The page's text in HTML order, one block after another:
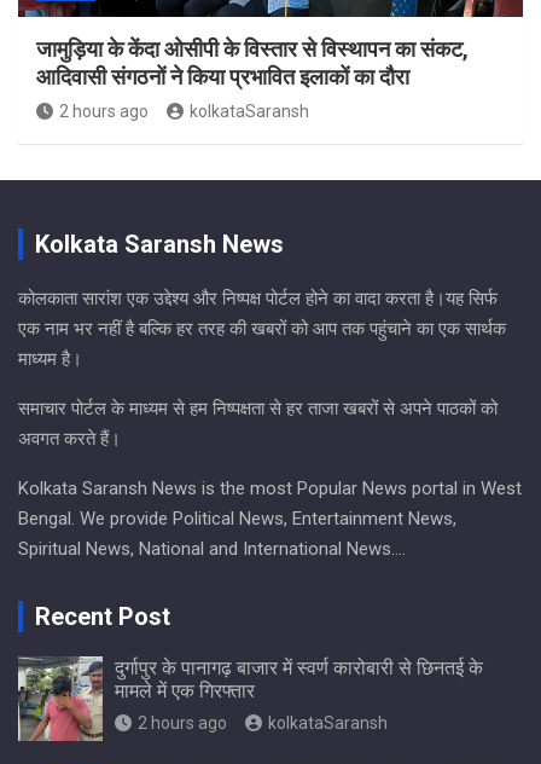
जामुड़िया के केंदा ओसीपी के विस्तार से विस्थापन का संकट,
आदिवासी संगठनों ने किया प्रभावित इलाकों का दौरा
2 hours ago kolkataSaransh
Kolkata Saransh News
कोलकाता सारांश एक उद्देश्य और निष्पक्ष पोर्टल होने का वादा करता है।यह सिर्फ
एक नाम भर नहीं है बल्कि हर तरह की खबरों को आप तक पहुंचाने का एक सार्थक
माध्यम है।
समाचार पोर्टल के माध्यम से हम निष्पक्षता से हर ताजा खबरों से अपने पाठकों को
अवगत करते हैं।
Kolkata Saransh News is the most Popular News portal in West
Bengal. We provide Political News, Entertainment News,
Spiritual News, National and International News….
Recent Post
दुर्गापुर के पानागढ़ बाजार में स्वर्ण कारोबारी से छिनतई के
मामले में एक गिरफ्तार
2 hours ago kolkataSaransh